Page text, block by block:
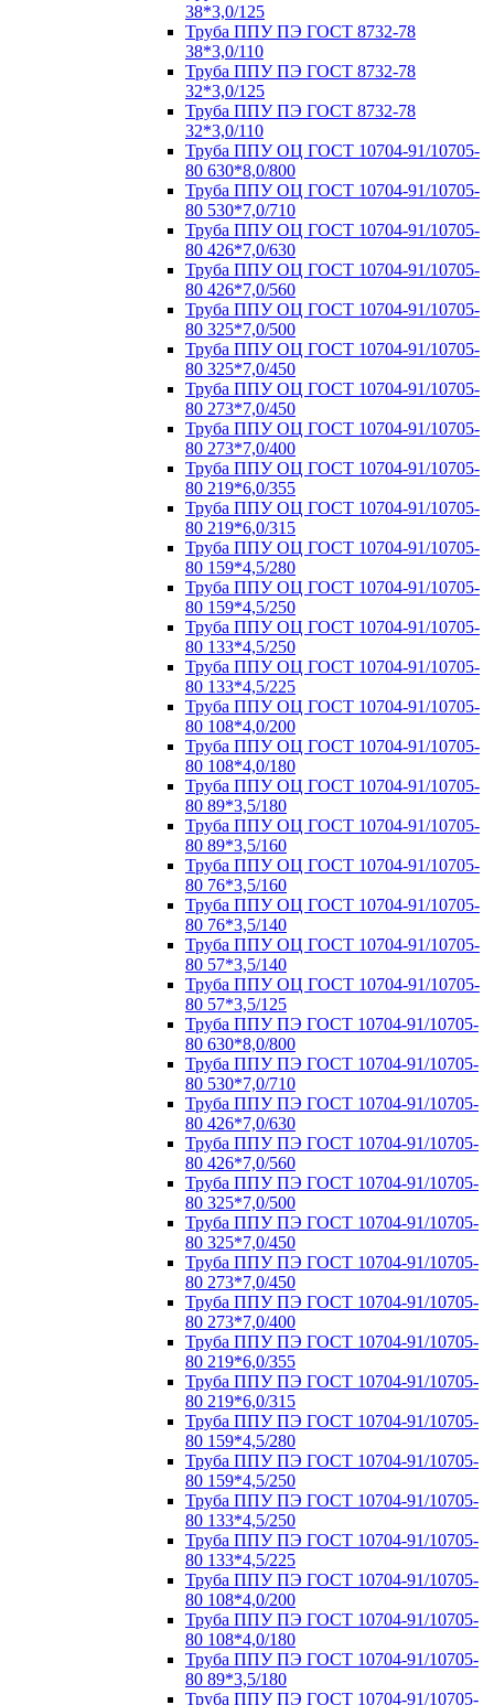
38*3,0/125
Труба ППУ ПЭ ГОСТ 8732-78
38*3,0/110
Труба ППУ ПЭ ГОСТ 8732-78
32*3,0/125
Труба ППУ ПЭ ГОСТ 8732-78
32*3,0/110
Труба ППУ ОЦ ГОСТ 10704-91/10705-
80 630*8,0/800
Труба ППУ ОЦ ГОСТ 10704-91/10705-
80 530*7,0/710
Труба ППУ ОЦ ГОСТ 10704-91/10705-
80 426*7,0/630
Труба ППУ ОЦ ГОСТ 10704-91/10705-
80 426*7,0/560
Труба ППУ ОЦ ГОСТ 10704-91/10705-
80 325*7,0/500
Труба ППУ ОЦ ГОСТ 10704-91/10705-
80 325*7,0/450
Труба ППУ ОЦ ГОСТ 10704-91/10705-
80 273*7,0/450
Труба ППУ ОЦ ГОСТ 10704-91/10705-
80 273*7,0/400
Труба ППУ ОЦ ГОСТ 10704-91/10705-
80 219*6,0/355
Труба ППУ ОЦ ГОСТ 10704-91/10705-
80 219*6,0/315
Труба ППУ ОЦ ГОСТ 10704-91/10705-
80 159*4,5/280
Труба ППУ ОЦ ГОСТ 10704-91/10705-
80 159*4,5/250
Труба ППУ ОЦ ГОСТ 10704-91/10705-
80 133*4,5/250
Труба ППУ ОЦ ГОСТ 10704-91/10705-
80 133*4,5/225
Труба ППУ ОЦ ГОСТ 10704-91/10705-
80 108*4,0/200
Труба ППУ ОЦ ГОСТ 10704-91/10705-
80 108*4,0/180
Труба ППУ ОЦ ГОСТ 10704-91/10705-
80 89*3,5/180
Труба ППУ ОЦ ГОСТ 10704-91/10705-
80 89*3,5/160
Труба ППУ ОЦ ГОСТ 10704-91/10705-
80 76*3,5/160
Труба ППУ ОЦ ГОСТ 10704-91/10705-
80 76*3,5/140
Труба ППУ ОЦ ГОСТ 10704-91/10705-
80 57*3,5/140
Труба ППУ ОЦ ГОСТ 10704-91/10705-
80 57*3,5/125
Труба ППУ ПЭ ГОСТ 10704-91/10705-
80 630*8,0/800
Труба ППУ ПЭ ГОСТ 10704-91/10705-
80 530*7,0/710
Труба ППУ ПЭ ГОСТ 10704-91/10705-
80 426*7,0/630
Труба ППУ ПЭ ГОСТ 10704-91/10705-
80 426*7,0/560
Труба ППУ ПЭ ГОСТ 10704-91/10705-
80 325*7,0/500
Труба ППУ ПЭ ГОСТ 10704-91/10705-
80 325*7,0/450
Труба ППУ ПЭ ГОСТ 10704-91/10705-
80 273*7,0/450
Труба ППУ ПЭ ГОСТ 10704-91/10705-
80 273*7,0/400
Труба ППУ ПЭ ГОСТ 10704-91/10705-
80 219*6,0/355
Труба ППУ ПЭ ГОСТ 10704-91/10705-
80 219*6,0/315
Труба ППУ ПЭ ГОСТ 10704-91/10705-
80 159*4,5/280
Труба ППУ ПЭ ГОСТ 10704-91/10705-
80 159*4,5/250
Труба ППУ ПЭ ГОСТ 10704-91/10705-
80 133*4,5/250
Труба ППУ ПЭ ГОСТ 10704-91/10705-
80 133*4,5/225
Труба ППУ ПЭ ГОСТ 10704-91/10705-
80 108*4,0/200
Труба ППУ ПЭ ГОСТ 10704-91/10705-
80 108*4,0/180
Труба ППУ ПЭ ГОСТ 10704-91/10705-
80 89*3,5/180
Труба ППУ ПЭ ГОСТ 10704-91/10705-